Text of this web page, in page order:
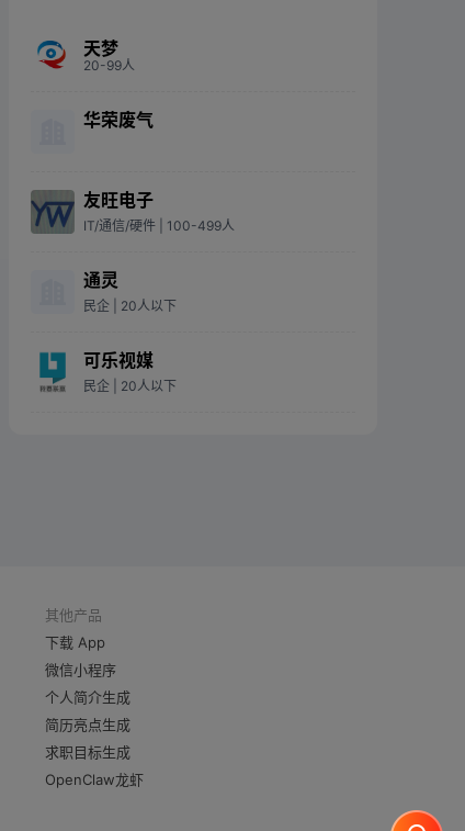
天梦
20-99人
华荣废气
友旺电子
IT/通信/硬件 | 100-499人
通灵
民企 | 20人以下
可乐视媒
民企 | 20人以下
其他产品
下载 App
微信小程序
个人简介生成
简历亮点生成
求职目标生成
OpenClaw龙虾